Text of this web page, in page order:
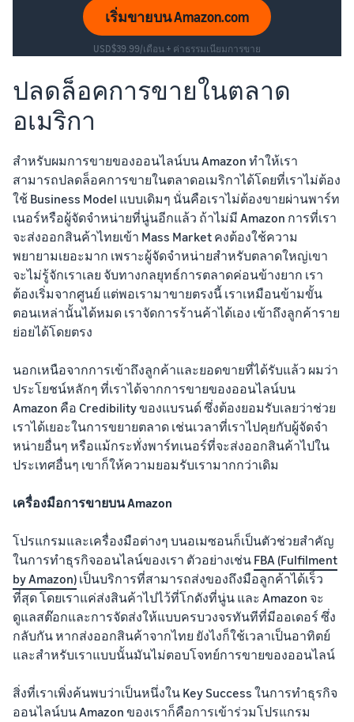
เริ่มขายบน Amazon.com
USD$39.99/เดือน + ค่าธรรมเนียมการขาย
ปลดล็อคการขายในตลาด
อเมริกา
สำหรับผมการขายของออนไลน์บน Amazon ทำให้เรา
สามารถปลดล็อคการขายในตลาดอเมริกาได้โดยที่เราไม่ต้อง
ใช้ Business Model แบบเดิมๆ นั่นคือเราไม่ต้องขายผ่านพาร์ท
เนอร์หรือผู้จัดจำหน่ายที่นู่นอีกแล้ว ถ้าไม่มี Amazon การที่เรา
จะส่งออกสินค้าไทยเข้า Mass Market คงต้องใช้ความ
พยายามเยอะมาก เพราะผู้จัดจำหน่ายสำหรับตลาดใหญ่เขา
จะไม่รู้จักเราเลย จับทางกลยุทธ์การตลาดค่อนข้างยาก เรา
ต้องเริ่มจากศูนย์ แต่พอเรามาขายตรงนี้ เราเหมือนข้ามขั้น
ตอนเหล่านั้นได้หมด เราจัดการร้านค้าได้เอง เข้าถึงลูกค้าราย
ย่อยได้โดยตรง
นอกเหนือจากการเข้าถึงลูกค้าและยอดขายที่ได้รับแล้ว ผมว่า
ประโยชน์หลักๆ ที่เราได้จากการขายของออนไลน์บน
Amazon คือ Credibility ของแบรนด์ ซึ่งต้องยอมรับเลยว่าช่วย
เราได้เยอะในการขยายตลาด เช่นเวลาที่เราไปคุยกับผู้จัดจำ
หน่ายอื่นๆ หรือแม้กระทั่งพาร์ทเนอร์ที่จะส่งออกสินค้าไปใน
ประเทศอื่นๆ เขาก็ให้ความยอมรับเรามากกว่าเดิม
เครื่องมือการขายบน Amazon
โปรแกรมและเครื่องมือต่างๆ บนอเมซอนก็เป็นตัวช่วยสำคัญ
ในการทำธุรกิจออนไลน์ของเรา ตัวอย่างเช่น FBA (Fulfilment
by Amazon) เป็นบริการที่สามารถส่งของถึงมือลูกค้าได้เร็ว
ที่สุด โดยเราแค่ส่งสินค้าไปไว้ที่โกดังที่นู่น และ Amazon จะ
ดูแลสต๊อกและการจัดส่งให้แบบครบวงจรทันทีที่มีออเดอร์ ซึ่ง
กลับกัน หากส่งออกสินค้าจากไทย ยังไงก็ใช้เวลาเป็นอาทิตย์
และสำหรับเราแบบนั้นมันไม่ตอบโจทย์การขายของออนไลน์
สิ่งที่เราเพิ่งค้นพบว่าเป็นหนึ่งใน Key Success ในการทำธุรกิจ
ออนไลน์บน Amazon ของเราก็คือการเข้าร่วมโปรแกรม